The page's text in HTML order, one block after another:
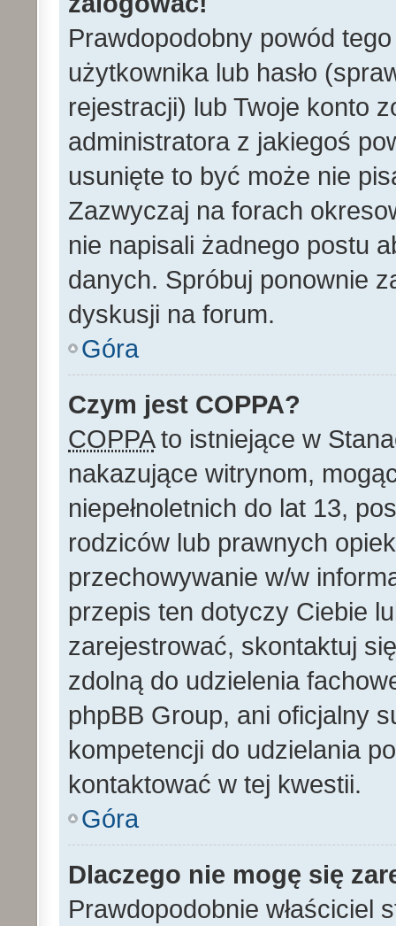
Prawdopodobny powód
użytkownika lub hasło
rejestracji) lub Twoje konto
administratora z jakiegoś
usunięte to być może nie
Zazwyczaj na forach
nie napisali żadnego postu
danych. Spróbuj ponownie
dyskusji na forum.
Góra
Czym jest COPPA?
COPPAto istniejące w
nakazujące witrynom,
niepełnoletnich do lat 13,
rodziców lub prawnych
przechowywanie w/w
przepis ten dotyczy Ciebie
zarejestrować, skontaktuj
zdolną do udzielenia
phpBB Group, ani oficjalny
kompetencji do udzielania
kontaktować w tej kwestii.
Góra
Dlaczego nie mogę się
Prawdopodobnie właściciel